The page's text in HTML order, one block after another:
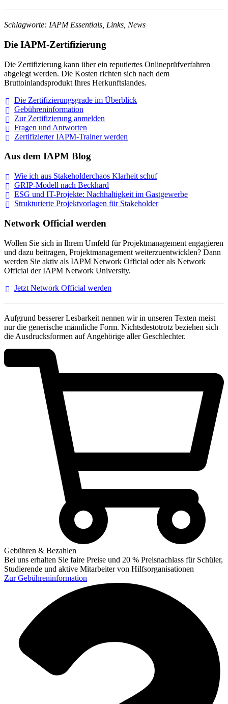
Schlagworte: IAPM Essentials, Links, News
Die IAPM-Zertifizierung
Die Zertifizierung kann über ein reputiertes Onlineprüfverfahren
abgelegt werden. Die Kosten richten sich nach dem
Bruttoinlandsprodukt Ihres Herkunftslandes.
Die Zertifizierungsgrade im Überblick
Gebühreninformation
Zur Zertifizierung anmelden
Fragen und Antworten
Zertifizierter IAPM-Trainerwerden
Aus dem IAPM Blog
Wie ich aus Stakeholderchaos Klarheit schuf
GRIP-Modell nach Beckhard
ESG und IT-Projekte: Nachhaltigkeit im Gastgewerbe
Strukturierte Projektvorlagen für Stakeholder
Network Official werden
Wollen Sie sich in Ihrem Umfeld für Projektmanagement engagieren
und dazu beitragen, Projektmanagement weiterzuentwicklen? Dann
werden Sie aktiv als IAPM Network Official oder als Network
Official der IAPM Network University.
Jetzt Network Official werden
Aufgrund besserer Lesbarkeit nennen wir in unseren Texten meist
nur die generische männliche Form. Nichtsdestotrotz beziehen sich
die Ausdrucksformen auf Angehörige aller Geschlechter.
Gebühren & Bezahlen
Bei uns erhalten Sie faire Preise und 20 % Preisnachlass für Schüler,
Studierende und aktive Mitarbeiter von Hilfsorganisationen
ZurGebühreninformation